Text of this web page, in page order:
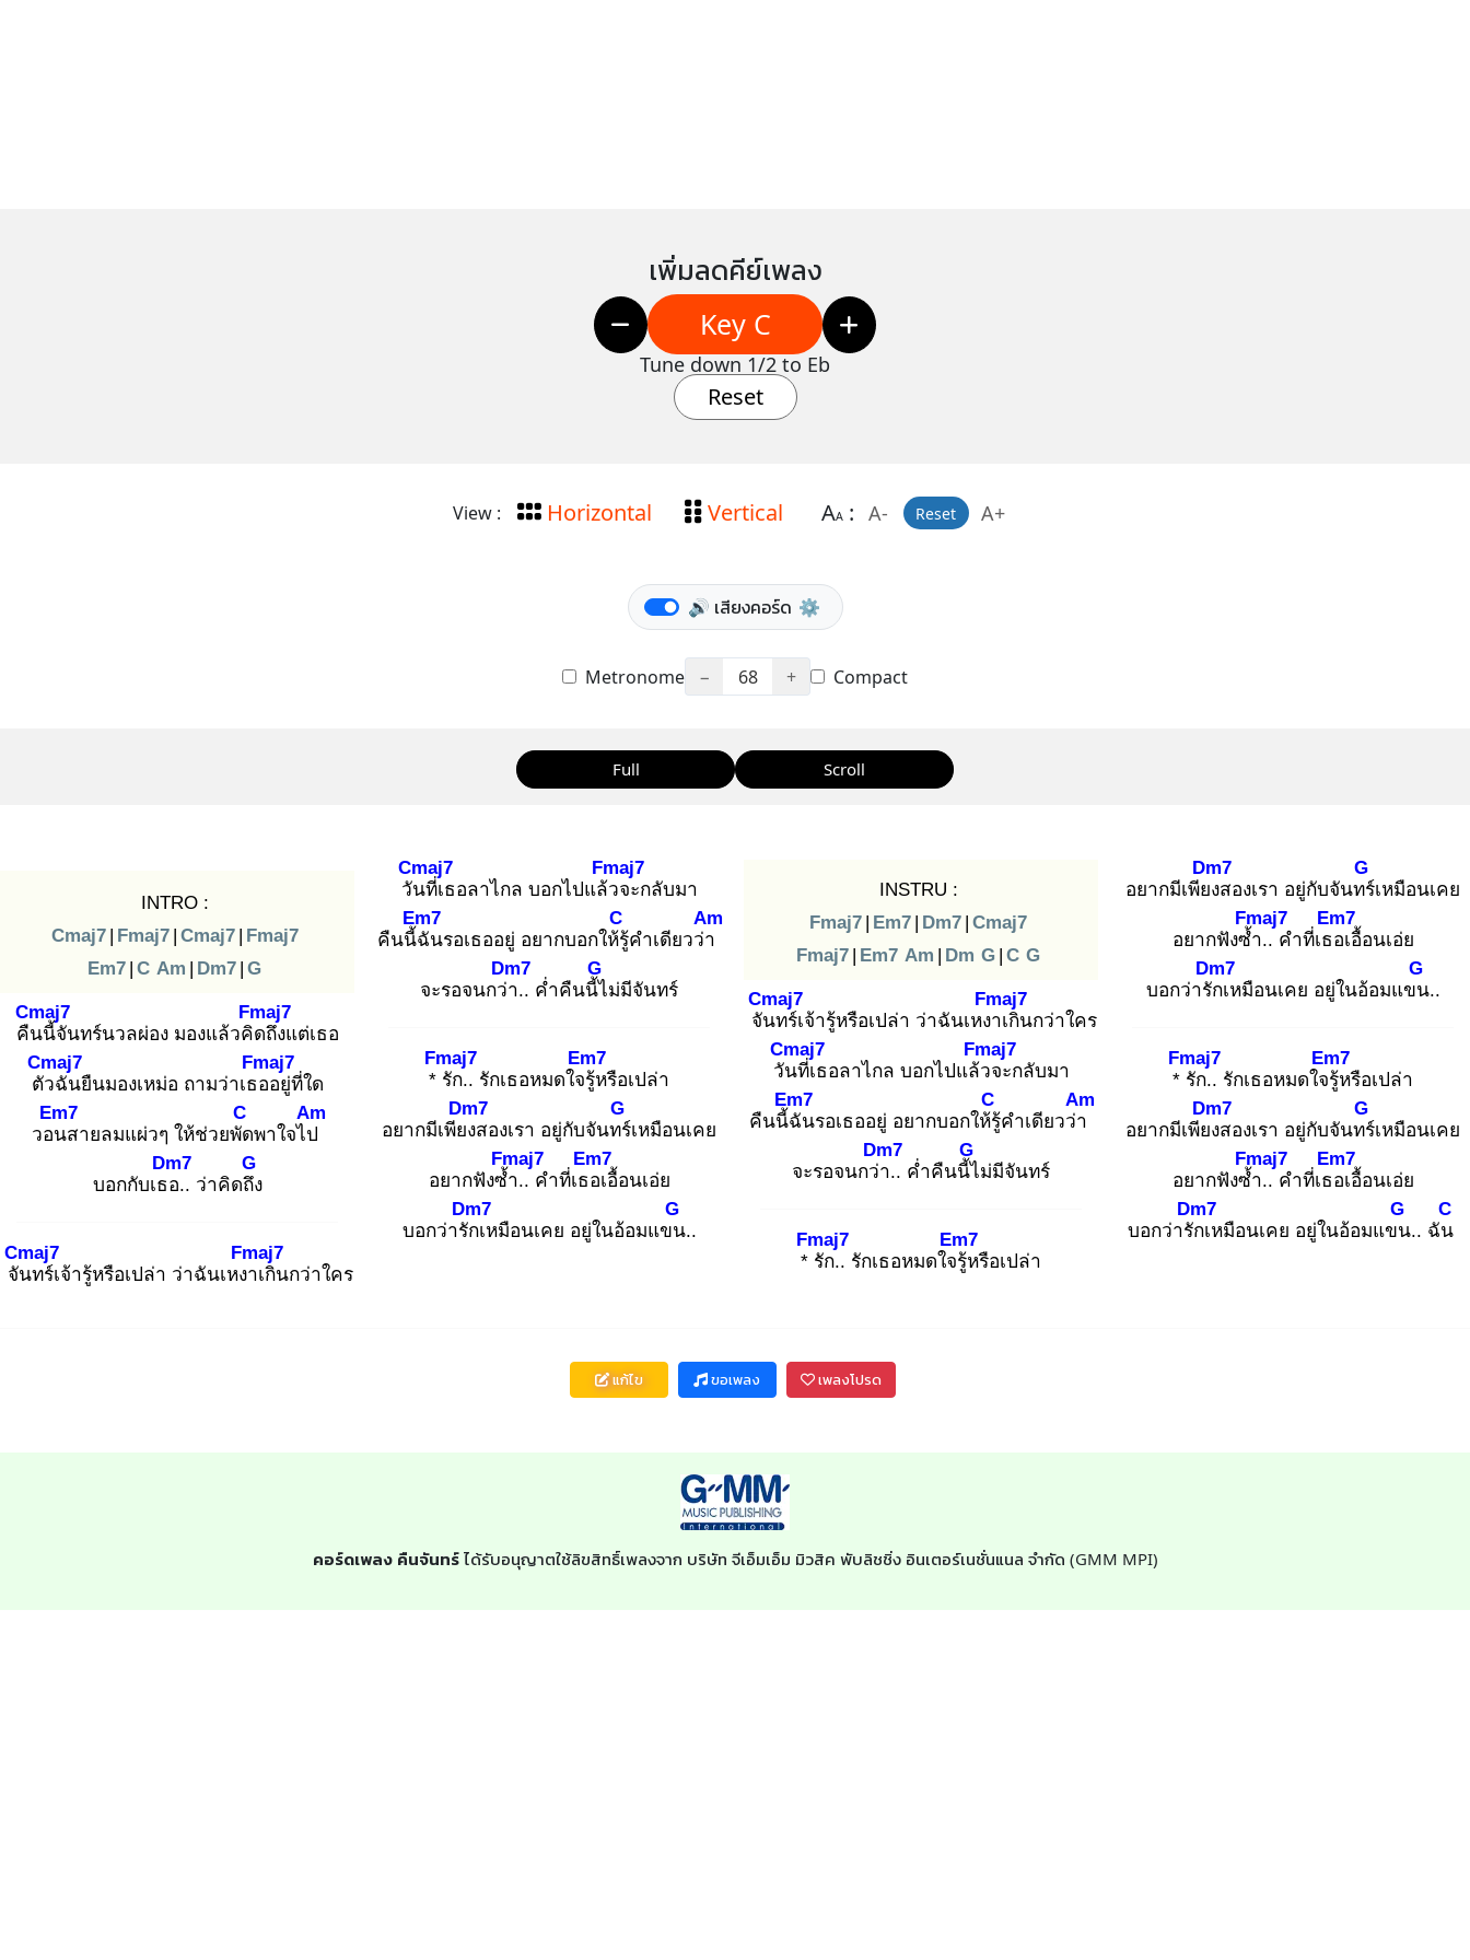
เพิ่มลดคีย์เพลง
Key C
Tune down 1/2 to Eb
Reset
View : Horizontal Vertical AA: A- Reset A+
🔊 เสียงคอร์ด ⚙️
Metronome − 68 + Compact
Full Scroll
INTRO :
Cmaj7 | Fmaj7 | Cmaj7 | Fmaj7
Em7 | C Am | Dm7 | G
คืน
Cmaj7
นี้จันทร์นวลผ่อง มองแล้วคิด
Fmaj7
ถึงแต่เธอ
ตัว
Cmaj7
ฉันยืนมองเหม่อ ถามว่าเธอ
Fmaj7
อยู่ที่ใด
วอน
Em7
สายลมแผ่วๆ ให้ช่วยพัด
C
พาใจไป
Am
บอกกับเธอ
Dm7
.. ว่าคิดถึง
G
จัน
Cmaj7
ทร์เจ้ารู้หรือเปล่า ว่าฉันเหงา
Fmaj7
เกินกว่าใคร
วัน
Cmaj7
ที่เธอลาไกล บอกไปแล้ว
Fmaj7
จะกลับมา
คืนนี้ฉั
Em7
นรอเธออยู่ อยากบอกให้รู้
C
คำเดียวว่า
Am
จะรอจนกว่า
Dm7
.. ค่ำคืนนี้ไ
G
ม่มีจันทร์
* รั
Fmaj7
ก.. รักเธอหมดใจรู้
Em7
หรือเปล่า
อยากมีเพียง
Dm7
สองเรา อยู่กับจันทร์
G
เหมือนเคย
อยากฟังซ้ำ
Fmaj7
.. คำที่เธอ
Em7
เอื้อนเอ่ย
บอกว่ารัก
Dm7
เหมือนเคย อยู่ในอ้อมแขน
G
..
INSTRU :
Fmaj7 | Em7 | Dm7 | Cmaj7
Fmaj7 | Em7 Am | Dm G | C G
จัน
Cmaj7
ทร์เจ้ารู้หรือเปล่า ว่าฉันเหงา
Fmaj7
เกินกว่าใคร
วัน
Cmaj7
ที่เธอลาไกล บอกไปแล้ว
Fmaj7
จะกลับมา
คืนนี้ฉั
Em7
นรอเธออยู่ อยากบอกให้รู้
C
คำเดียวว่า
Am
จะรอจนกว่า
Dm7
.. ค่ำคืนนี้ไ
G
ม่มีจันทร์
* รั
Fmaj7
ก.. รักเธอหมดใจรู้
Em7
หรือเปล่า
อยากมีเพียง
Dm7
สองเรา อยู่กับจันทร์
G
เหมือนเคย
อยากฟังซ้ำ
Fmaj7
.. คำที่เธอ
Em7
เอื้อนเอ่ย
บอกว่ารัก
Dm7
เหมือนเคย อยู่ในอ้อมแขน
G
..
* รั
Fmaj7
ก.. รักเธอหมดใจรู้
Em7
หรือเปล่า
อยากมีเพียง
Dm7
สองเรา อยู่กับจันทร์
G
เหมือนเคย
อยากฟังซ้ำ
Fmaj7
.. คำที่เธอ
Em7
เอื้อนเอ่ย
บอกว่ารัก
Dm7
เหมือนเคย อยู่ในอ้อมแขน
G
.. ฉัน
C
แก้ไข ขอเพลง เพลงโปรด
คอร์ดเพลง คืนจันทร์ได้รับอนุญาตใช้ลิขสิทธิ์เพลงจาก บริษัท จีเอ็มเอ็ม มิวสิค พับลิชชิ่ง อินเตอร์เนชั่นแนล จำกัด (GMM MPI)